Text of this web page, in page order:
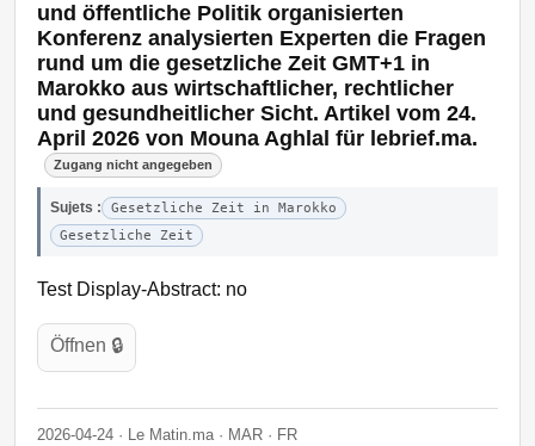
und öffentliche Politik organisierten
Konferenz analysierten Experten die Fragen
rund um die gesetzliche Zeit GMT+1 in
Marokko aus wirtschaftlicher, rechtlicher
und gesundheitlicher Sicht. Artikel vom 24.
April 2026 von Mouna Aghlal für lebrief.ma.
Zugang nicht angegeben
Sujets :
Gesetzliche Zeit in Marokko
Gesetzliche Zeit
Test Display-Abstract: no
Öffnen 🔒
2026-04-24 · Le Matin.ma · MAR · FR